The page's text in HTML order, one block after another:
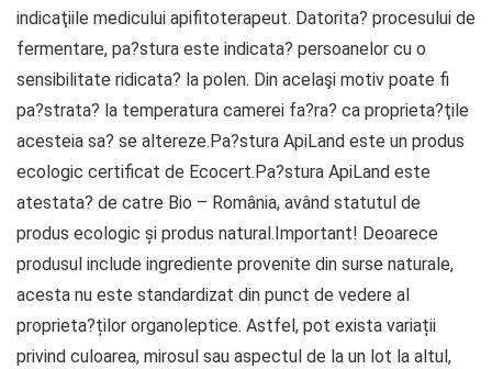
indicaţiile medicului apifitoterapeut. Datorita? procesului de
fermentare, pa?stura este indicata? persoanelor cu o
sensibilitate ridicata? la polen. Din acelaşi motiv poate fi
pa?strata? la temperatura camerei fa?ra? ca proprieta?ţile
acesteia sa? se altereze.Pa?stura ApiLand este un produs
ecologic certificat de Ecocert.Pa?stura ApiLand este
atestata? de catre Bio – România, având statutul de
produs ecologic și produs natural.Important! Deoarece
produsul include ingrediente provenite din surse naturale,
acesta nu este standardizat din punct de vedere al
proprieta?ților organoleptice. Astfel, pot exista variații
privind culoarea, mirosul sau aspectul de la un lot la altul,